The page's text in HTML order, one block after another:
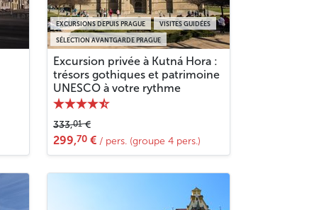
SÉLECTION AVANTGARDE PRAGUE
EXCURSIONS DEPUIS PRAGUE VISITES GUIDÉES
Excursion privée à Kutná Hora :
trésors gothiques et patrimoine
UNESCO à votre rythme
333,01€
299,70 € / pers. (groupe 4 pers.)